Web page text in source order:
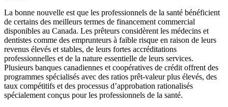
La bonne nouvelle est que les professionnels de la santé bénéficient
de certains des meilleurs termes de financement commercial
disponibles au Canada. Les prêteurs considèrent les médecins et
dentistes comme des emprunteurs à faible risque en raison de leurs
revenus élevés et stables, de leurs fortes accréditations
professionnelles et de la nature essentielle de leurs services.
Plusieurs banques canadiennes et coopératives de crédit offrent des
programmes spécialisés avec des ratios prêt-valeur plus élevés, des
taux compétitifs et des processus d’approbation rationalisés
spécialement conçus pour les professionnels de la santé.